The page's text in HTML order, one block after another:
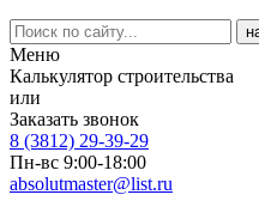
Меню
Калькулятор строительства
или
Заказать звонок
8 (3812) 29-39-29
Пн-вс 9:00-18:00
absolutmaster@list.ru